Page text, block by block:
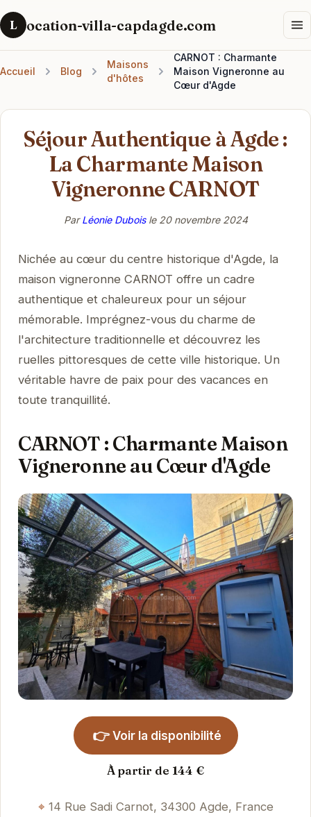
L ocation-villa-capdagde.com
Accueil Blog
Maisons
d'hôtes
CARNOT : Charmante
Maison Vigneronne au
Cœur d'Agde
Séjour Authentique à Agde :
La Charmante Maison
Vigneronne CARNOT
ParLéonie Duboisle 20 novembre 2024
Nichée au cœur du centre historique d'Agde, la
maison vigneronne CARNOT offre un cadre
authentique et chaleureux pour un séjour
mémorable. Imprégnez-vous du charme de
l'architecture traditionnelle et découvrez les
ruelles pittoresques de cette ville historique. Un
véritable havre de paix pour des vacances en
toute tranquillité.
CARNOT : Charmante Maison
Vigneronne au Cœur d'Agde
👉 Voir la disponibilité
À partir de 144 €
14 Rue Sadi Carnot, 34300 Agde, France